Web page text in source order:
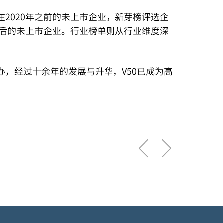
年之前的未上市企业，新芽榜评选企
的未上市企业。行业榜单则从行业维度深
经过十余年的发展与升华，V50已成为高